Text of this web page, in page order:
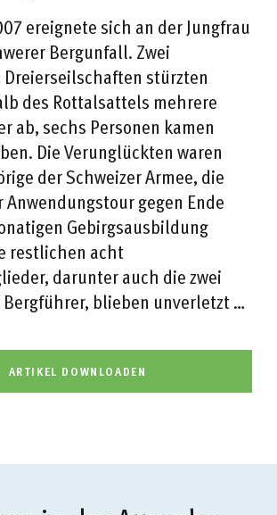
ereignete sich an der Jungfrau
Bergunfall. Zwei
stürzten
des Rottalsattels mehrere
ab, sechs Personen kamen
Die Verunglückten waren
der Schweizer Armee, die
gegen Ende
Gebirgsausbildung
restlichen acht
darunter auch die zwei
blieben unverletzt …
ARTIKEL DOWNLOADEN